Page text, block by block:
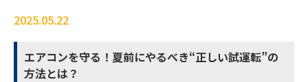
2025.05.22
エアコンを守る！夏前にやるべき“正しい試運転”の
方法とは？